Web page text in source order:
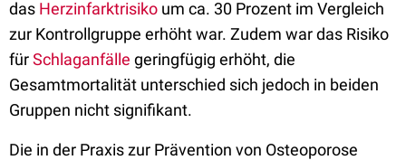
das Herzinfarktrisiko um ca. 30 Prozent im Vergleich
zur Kontrollgruppe erhöht war. Zudem war das Risiko
fürSchlaganfälle geringfügig erhöht, die
Gesamtmortalität unterschied sich jedoch in beiden
Gruppen nicht signifikant.
Die in der Praxis zur Prävention von Osteoporose